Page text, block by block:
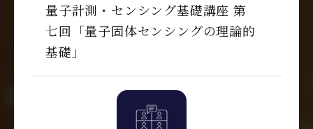
量子計測・センシング基礎講座 第
七回「量子固体センシングの理論的
基礎」